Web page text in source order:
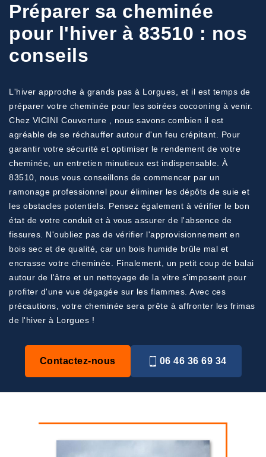
Préparer sa cheminée
pour l'hiver à 83510 : nos
conseils
L'hiver approche à grands pas à Lorgues, et il est temps de
préparer votre cheminée pour les soirées cocooning à venir.
Chez VICINI Couverture , nous savons combien il est
agréable de se réchauffer autour d'un feu crépitant. Pour
garantir votre sécurité et optimiser le rendement de votre
cheminée, un entretien minutieux est indispensable. À
83510, nous vous conseillons de commencer par un
ramonage professionnel pour éliminer les dépôts de suie et
les obstacles potentiels. Pensez également à vérifier le bon
état de votre conduit et à vous assurer de l'absence de
fissures. N'oubliez pas de vérifier l'approvisionnement en
bois sec et de qualité, car un bois humide brûle mal et
encrasse votre cheminée. Finalement, un petit coup de balai
autour de l'âtre et un nettoyage de la vitre s'imposent pour
profiter d'une vue dégagée sur les flammes. Avec ces
précautions, votre cheminée sera prête à affronter les frimas
de l'hiver à Lorgues !
Contactez-nous 06 46 36 69 34